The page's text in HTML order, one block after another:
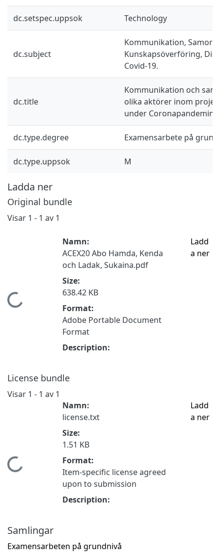
dc.setspec.uppsok Technology
dc.subject
Kommunikation,
Kunskapsöverföring,
Covid-19.
dc.title
Kommunikation och
olika aktörer inom
under Coronapandemin
dc.type.degree Examensarbete på
dc.type.uppsok M
Ladda ner
Original bundle
Visar 1 - 1 av 1
Hämtar...
Namn:
ACEX20 Abo Hamda, Kenda
och Ladak, Sukaina.pdf
Size:
638.42 KB
Format:
Adobe Portable Document
Format
Description:
Ladd
a ner
License bundle
Visar 1 - 1 av 1
Hämtar...
Namn:
license.txt
Size:
1.51 KB
Format:
Item-specific license agreed
upon to submission
Description:
Ladd
a ner
Samlingar
Examensarbeten på grundnivå